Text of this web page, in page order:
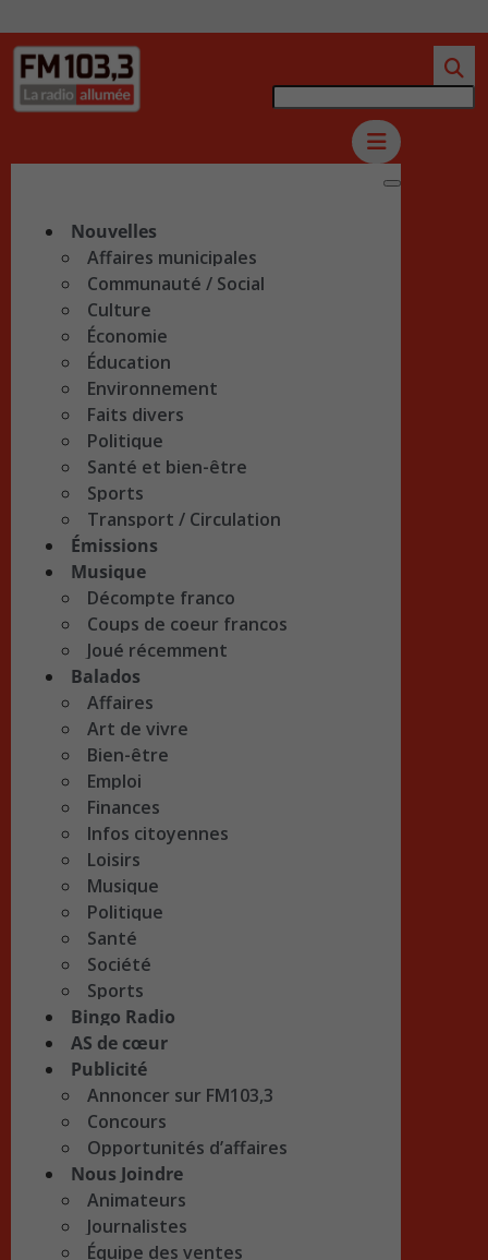
Nouvelles
Affaires municipales
Communauté / Social
Culture
Économie
Éducation
Environnement
Faits divers
Politique
Santé et bien-être
Sports
Transport / Circulation
Émissions
Musique
Décompte franco
Coups de coeur francos
Joué récemment
Balados
Affaires
Art de vivre
Bien-être
Emploi
Finances
Infos citoyennes
Loisirs
Musique
Politique
Santé
Société
Sports
Bingo Radio
AS de cœur
Publicité
Annoncer sur FM103,3
Concours
Opportunités d’affaires
Nous Joindre
Animateurs
Journalistes
Équipe des ventes